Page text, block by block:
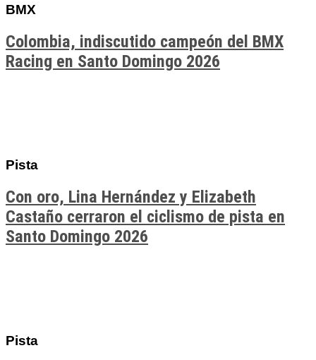
BMX
Colombia, indiscutido campeón del BMX
Racing en Santo Domingo 2026
Pista
Con oro, Lina Hernández y Elizabeth
Castaño cerraron el ciclismo de pista en
Santo Domingo 2026
Pista